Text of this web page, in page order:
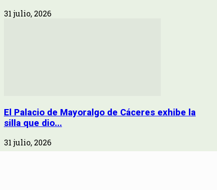
31 julio, 2026
El Palacio de Mayoralgo de Cáceres exhibe la
silla que dio...
31 julio, 2026